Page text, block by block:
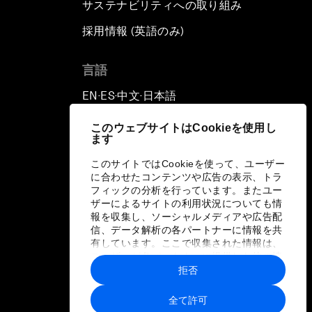
このウェブサイトはCookieを使用し
ます
このサイトではCookieを使って、ユーザー
に合わせたコンテンツや広告の表示、トラ
フィックの分析を行っています。またユー
ザーによるサイトの利用状況についても情
報を収集し、ソーシャルメディアや広告配
信、データ解析の各パートナーに情報を共
有しています。ここで収集された情報は、
ユーザーが各パートナーに提供した他の情
報や各パートナーのサービスを使用した際
に収集された情報と組み合わされ、各パー
トナーによって使用されることがありま
す。
全て許可
拒否
サステナビリティへの取り組み
採用情報 (英語のみ)
言語
EN ▪ ES▪中文▪ 日本語